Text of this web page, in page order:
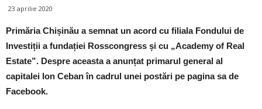
23 aprilie 2020
Primăria Chișinău a semnat un acord cu filiala Fondului de
Investiții a fundației Rosscongress și cu „Academy of Real
Estate”. Despre aceasta a anunțat primarul general al
capitalei Ion Ceban în cadrul unei postări pe pagina sa de
Facebook.